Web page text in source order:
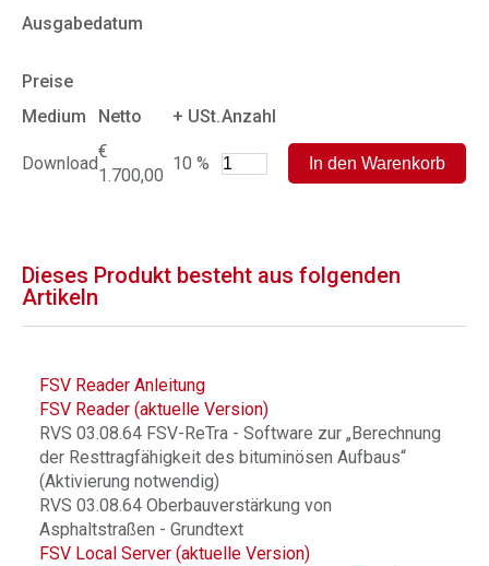
Ausgabedatum
Preise
Medium
Netto + USt.Anzahl
Download
€
1.700,00
10 %
Dieses Produkt besteht aus folgenden
Artikeln
FSV Reader Anleitung
FSV Reader (aktuelle Version)
RVS 03.08.64 FSV-ReTra - Software zur „Berechnung
der Resttragfähigkeit des bituminösen Aufbaus“
(Aktivierung notwendig)
RVS 03.08.64 Oberbauverstärkung von
Asphaltstraßen - Grundtext
FSV Local Server (aktuelle Version)